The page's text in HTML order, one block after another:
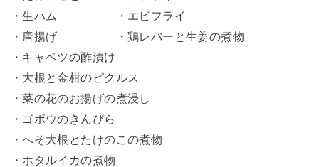
・生ハム ・エビフライ
・唐揚げ ・鶏レバーと生姜の煮物
・キャベツの酢漬け
・大根と金柑のピクルス
・菜の花のお揚げの煮浸し
・ゴボウのきんぴら
・へそ大根とたけのこの煮物
・ホタルイカの煮物